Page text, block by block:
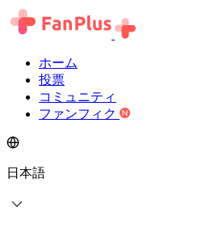
ホーム
投票
コミュニティ
ファンフィク
日本語